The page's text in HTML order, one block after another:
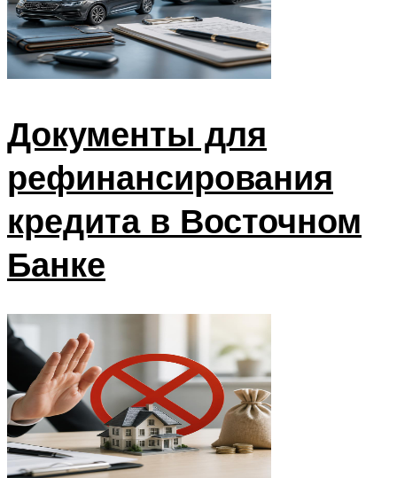
Документы для
рефинансирования
кредита в Восточном
Банке